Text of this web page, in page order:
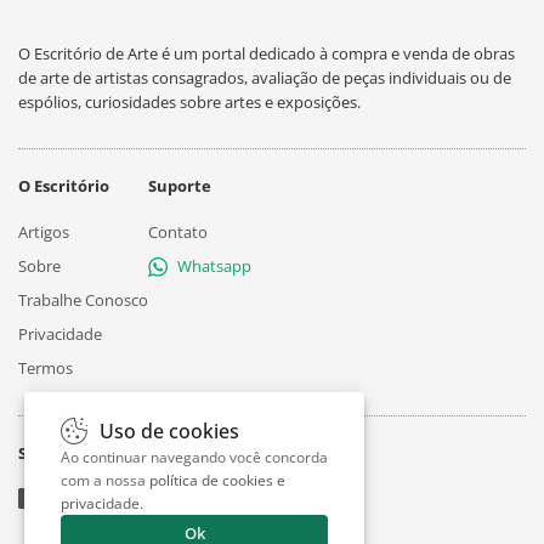
O Escritório de Arte é um portal dedicado à compra e venda de obras
de arte de artistas consagrados, avaliação de peças individuais ou de
espólios, curiosidades sobre artes e exposições.
O Escritório
Artigos
Sobre
Trabalhe Conosco
Privacidade
Termos
Suporte
Contato
Whatsapp
Siga
Uso de cookies
Ao continuar navegando você concorda
com a nossa política de cookies e
privacidade.
Ok